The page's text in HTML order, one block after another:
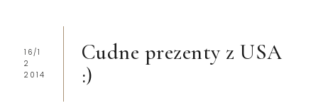
16/1
2
2014
Cudne prezenty z USA
:)